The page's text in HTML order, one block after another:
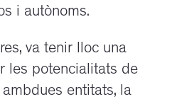
i autònoms.
va tenir lloc una
les potencialitats de
ambdues entitats, la